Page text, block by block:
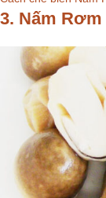
3. Nấm Rơm